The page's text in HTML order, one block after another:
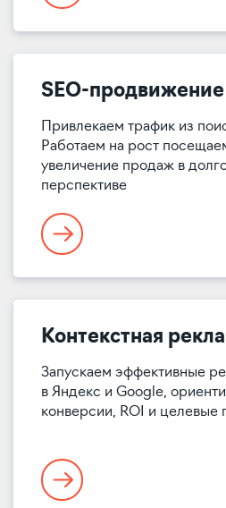
SEO-продвижение
Привлекаем трафик из
Работаем на рост
увеличение продаж в
перспективе
Контекстная
Запускаем эффективные
в Яндекс и Google,
конверсии, ROI и целевые